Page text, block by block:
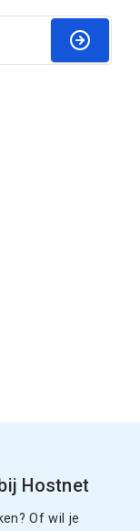
Hostnet
Of wil je